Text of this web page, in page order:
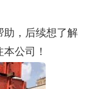
，后续想了解
公司！